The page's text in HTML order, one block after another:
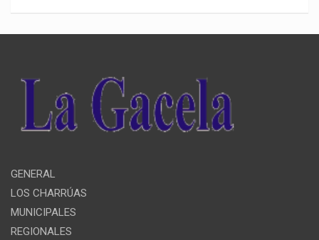
GENERAL
LOS CHARRÚAS
MUNICIPALES
REGIONALES